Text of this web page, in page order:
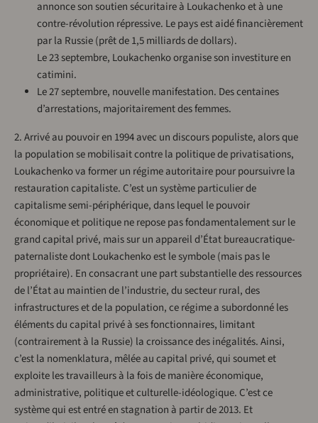
annonce son soutien sécuritaire à Loukachenko et à une
contre-révolution répressive. Le pays est aidé financièrement
par la Russie (prêt de 1,5 milliards de dollars).
Le 23 septembre, Loukachenko organise son investiture en
catimini.
Le 27 septembre, nouvelle manifestation. Des centaines
d’arrestations, majoritairement des femmes.
2. Arrivé au pouvoir en 1994 avec un discours populiste, alors que
la population se mobilisait contre la politique de privatisations,
Loukachenko va former un régime autoritaire pour poursuivre la
restauration capitaliste. C’est un système particulier de
capitalisme semi-périphérique, dans lequel le pouvoir
économique et politique ne repose pas fondamentalement sur le
grand capital privé, mais sur un appareil d’État bureaucratique-
paternaliste dont Loukachenko est le symbole (mais pas le
propriétaire). En consacrant une part substantielle des ressources
de l’État au maintien de l’industrie, du secteur rural, des
infrastructures et de la population, ce régime a subordonné les
éléments du capital privé à ses fonctionnaires, limitant
(contrairement à la Russie) la croissance des inégalités. Ainsi,
c’est la nomenklatura, mêlée au capital privé, qui soumet et
exploite les travailleurs à la fois de manière économique,
administrative, politique et culturelle-idéologique. C’est ce
système qui est entré en stagnation à partir de 2013. Et